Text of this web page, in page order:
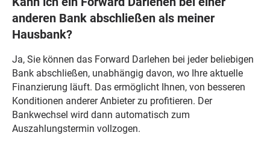
anderen Bank abschließen als meiner
Hausbank?
Ja, Sie können das Forward Darlehen bei jeder beliebigen
Bank abschließen, unabhängig davon, wo Ihre aktuelle
Finanzierung läuft. Das ermöglicht Ihnen, von besseren
Konditionen anderer Anbieter zu profitieren. Der
Bankwechsel wird dann automatisch zum
Auszahlungstermin vollzogen.